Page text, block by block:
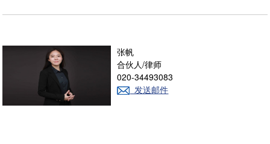
张帆
合伙人/律师
020-34493083
发送邮件